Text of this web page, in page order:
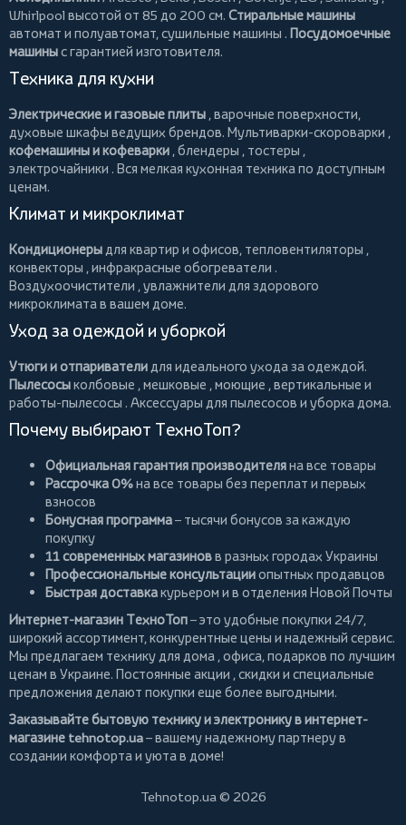
Whirlpool высотой от 85 до 200 см. Стиральные машины
автомат и полуавтомат,сушильные машины . Посудомоечные
машиныс гарантией изготовителя.
Техника для кухни
Электрические и газовые плиты , варочные поверхности,
духовые шкафы ведущих брендов. Мультиварки-скороварки ,
кофемашины и кофеварки ,блендеры , тостеры ,
электрочайники . Вся мелкая кухонная техника по доступным
ценам.
Климат и микроклимат
Кондиционерыдля квартир и офисов, тепловентиляторы ,
конвекторы ,инфракрасные обогреватели .
Воздухоочистители , увлажнители для здорового
микроклимата в вашем доме.
Уход за одеждой и уборкой
Утюги и отпаривателидля идеального ухода за одеждой.
Пылесосыколбовые ,мешковые ,моющие ,вертикальные и
работы-пылесосы . Аксессуары для пылесосов и уборка дома.
Почему выбирают ТехноТоп?
Официальная гарантия производителяна все товары
Рассрочка 0%на все товары без переплат и первых
взносов
Бонусная программа– тысячи бонусов за каждую
покупку
11 современных магазиновв разных городах Украины
Профессиональные консультацииопытных продавцов
Быстрая доставкакурьером и в отделения Новой Почты
Интернет-магазин ТехноТоп– это удобные покупки 24/7,
широкий ассортимент, конкурентные цены и надежный сервис.
Мы предлагаем технику для дома , офиса, подарков по лучшим
ценам в Украине. Постоянные акции , скидки и специальные
предложения делают покупки еще более выгодными.
Заказывайте бытовую технику и электронику в интернет-
магазине tehnotop.ua– вашему надежному партнеру в
создании комфорта и уюта в доме!
Tehnotop.ua © 2026